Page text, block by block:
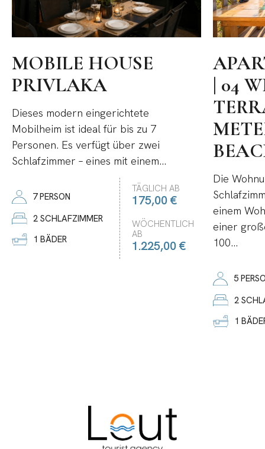
MOBILE HOUSE
PRIVLAKA
Dieses modern eingerichtete
Mobilheim ist ideal für bis zu 7
Personen. Es verfügt über zwei
Schlafzimmer – eines mit einem...
7 PERSON
2 SCHLAFZIMMER
1 BÄDER
TÄGLICH AB
175,00 €
WÖCHENTLICH
AB
1.225,00 €
| 04
Die
einem
einer
100...
5
2
1